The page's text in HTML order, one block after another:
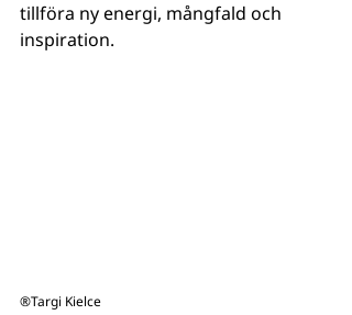
tillföra ny energi, mångfald och
inspiration.
®Targi Kielce